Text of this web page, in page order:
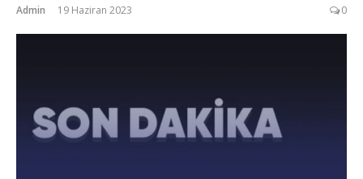
Admin 19 Haziran 2023 0